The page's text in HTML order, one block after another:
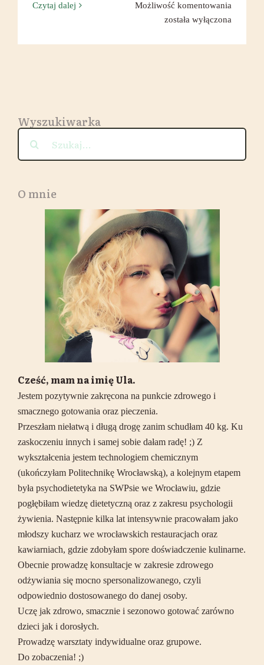
Czytaj dalej Możliwość komentowania
dwie
jaglaną.
została wyłączona
Wyszukiwarka
O mnie
Cześć, mam na imię Ula.
Jestem pozytywnie zakręcona na punkcie zdrowego i
smacznego gotowania oraz pieczenia.
Przeszłam niełatwą i długą drogę zanim schudłam 40 kg. Ku
zaskoczeniu innych i samej sobie dałam radę! ;) Z
wykształcenia jestem technologiem chemicznym
(ukończyłam Politechnikę Wrocławską), a kolejnym etapem
była psychodietetyka na SWPsie we Wrocławiu, gdzie
pogłębiłam wiedzę dietetyczną oraz z zakresu psychologii
żywienia. Następnie kilka lat intensywnie pracowałam jako
młodszy kucharz we wrocławskich restauracjach oraz
kawiarniach, gdzie zdobyłam spore doświadczenie kulinarne.
Obecnie prowadzę konsultacje w zakresie zdrowego
odżywiania się mocno spersonalizowanego, czyli
odpowiednio dostosowanego do danej osoby.
Uczę jak zdrowo, smacznie i sezonowo gotować zarówno
dzieci jak i dorosłych.
Prowadzę warsztaty indywidualne oraz grupowe.
Do zobaczenia! ;)